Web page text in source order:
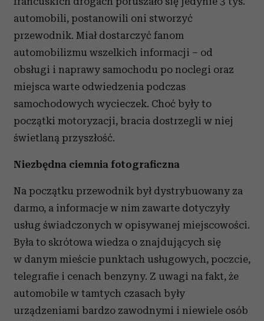
automobili, postanowili oni stworzyć
przewodnik. Miał dostarczyć fanom
automobilizmu wszelkich informacji – od
obsługi i naprawy samochodu po noclegi oraz
miejsca warte odwiedzenia podczas
samochodowych wycieczek. Choć były to
początki motoryzacji, bracia dostrzegli w niej
świetlaną przyszłość.
Niezbędna ciemnia fotograficzna
Na początku przewodnik był dystrybuowany za
darmo, a informacje w nim zawarte dotyczyły
usług świadczonych w opisywanej miejscowości.
Była to skrótowa wiedza o znajdujących się
w danym mieście punktach usługowych, poczcie,
telegrafie i cenach benzyny. Z uwagi na fakt, że
automobile w tamtych czasach były
urządzeniami bardzo zawodnymi i niewiele osób